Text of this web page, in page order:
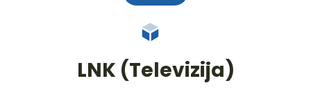
LNK (Televizija)